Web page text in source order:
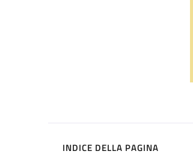
INDICE DELLA PAGINA